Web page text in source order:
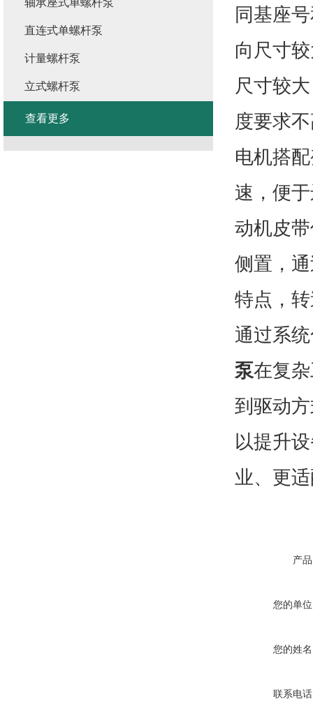
同基座
向尺寸
尺寸较
度要求
电机搭
速，便
动机皮
侧置，
特点，
通过系
泵在复
到驱动
以提升
业、更
产
您的单
您的姓
联系电
轴承座式单螺杆泵
直连式单螺杆泵
计量螺杆泵
立式螺杆泵
查看更多